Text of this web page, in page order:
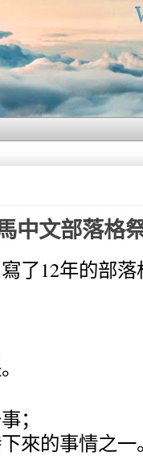
中文部落格
了12年的部落
；
來的事情之一